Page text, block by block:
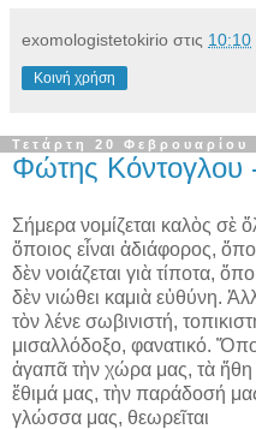
exomologistetokirio στις 10:10
Κοινή χρήση
Τετάρτη 20 Φεβρουαρίου
Φώτης Κόντογλου
Σήμερα νομίζεται καλὸς σὲ
ὅποιος εἶναι ἀδιάφορος,
δὲν νοιάζεται γιὰ τίποτα,
δὲν νιώθει καμιὰ εὐθύνη.
τὸν λένε σωβινιστή,
μισαλλόδοξο, φανατικό.
ἀγαπᾶ τὴν χώρα μας, τὰ ἤθη
ἔθιμά μας, τὴν παράδοσή
γλώσσα μας, θεωρεῖται